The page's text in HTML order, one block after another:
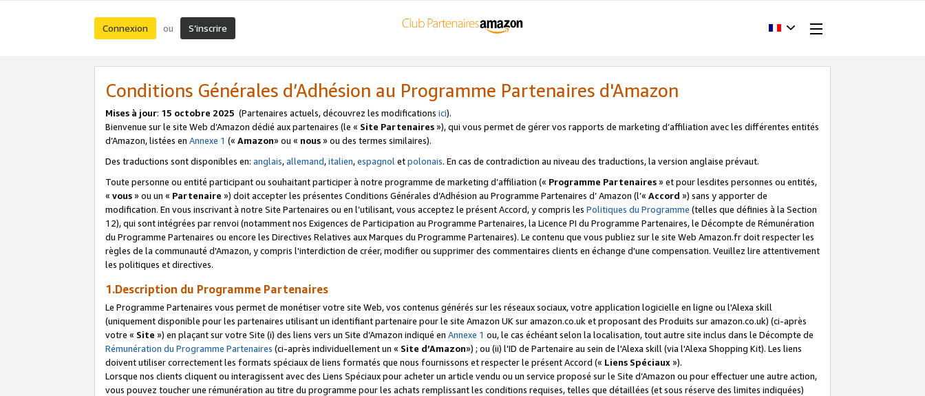
Connexion ou S’inscrire
Conditions Générales d’Adhésion au Programme Partenaires d'Amazon
Mises à jour: 15 octobre 2025 (Partenaires actuels, découvrez les modifications ici).
Bienvenue sur le site Web d’Amazon dédié aux partenaires (le « Site Partenaires»), qui vous permet de gérer vos rapports de marketing d’affiliation avec les différentes entités
d’Amazon, listées en Annexe 1 (« Amazon» ou « nous» ou des termes similaires).
Des traductions sont disponibles en: anglais,allemand,italien,espagnoletpolonais. En cas de contradiction au niveau des traductions, la version anglaise prévaut.
Toute personne ou entité participant ou souhaitant participer à notre programme de marketing d’affiliation (« Programme Partenaires» et pour lesdites personnes ou entités,
« vous» ou un « Partenaire ») doit accepter les présentes Conditions Générales d’Adhésion au Programme Partenaires d’ Amazon (l’« Accord ») sans y apporter de
modification. En vous inscrivant à notre Site Partenaires ou en l’utilisant, vous acceptez le présent Accord, y compris les Politiques du Programme (telles que définies à la Section
12), qui sont intégrées par renvoi (notamment nos Exigences de Participation au Programme Partenaires, la Licence PI du Programme Partenaires, le Décompte de Rémunération
du Programme Partenaires ou encore les Directives Relatives aux Marques du Programme Partenaires). Le contenu que vous publiez sur le site Web Amazon.fr doit respecter les
règles de la communauté d'Amazon, y compris l'interdiction de créer, modifier ou supprimer des commentaires clients en échange d'une compensation. Veuillez lire attentivement
les politiques et directives.
1.Description du Programme Partenaires
Le Programme Partenaires vous permet de monétiser votre site Web, vos contenus générés sur les réseaux sociaux, votre application logicielle en ligne ou l'Alexa skill
(uniquement disponible pour les partenaires utilisant un identifiant partenaire pour le site Amazon UK sur amazon.co.uk et proposant des Produits sur amazon.co.uk) (ci-après
votre « Site ») en plaçant sur votre Site (i) des liens vers un Site d’Amazon indiqué en Annexe 1 ou, le cas échéant selon la localisation, tout autre site inclus dans le Décompte de
Rémunération du Programme Partenaires (ci-après individuellement un « Site d’Amazon») ; ou (ii) l'ID de Partenaire au sein de l'Alexa skill (via l'Alexa Shopping Kit). Les liens
doivent utiliser correctement les formats spéciaux de liens formatés que nous fournissons et respecter le présent Accord (« Liens Spéciaux»).
Lorsque nos clients cliquent ou interagissent avec des Liens Spéciaux pour acheter un article vendu ou un service proposé sur le Site d’Amazon ou pour effectuer une autre action,
vous pouvez toucher une rémunération au titre du programme pour les achats remplissant les conditions requises, telles que détaillées (et sous réserve des limites indiquées)